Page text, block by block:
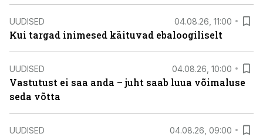
UUDISED 04.08.26, 11:00
Kui targad inimesed käituvad ebaloogiliselt
UUDISED 04.08.26, 10:00
Vastutust ei saa anda – juht saab luua võimaluse
seda võtta
UUDISED 04.08.26, 09:00